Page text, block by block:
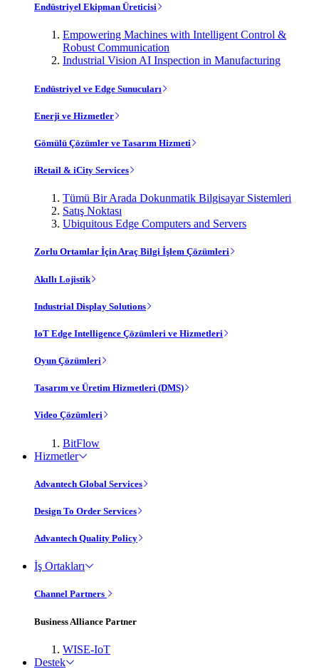
Endüstriyel Ekipman Üreticisi
Empowering Machines with Intelligent Control &
Robust Communication
Industrial Vision AI Inspection in Manufacturing
Endüstriyel ve Edge Sunucuları
Enerji ve Hizmetler
Gömülü Çözümler ve Tasarım Hizmeti
iRetail & iCity Services
Tümü Bir Arada Dokunmatik Bilgisayar Sistemleri
Satış Noktası
Ubiquitous Edge Computers and Servers
Zorlu Ortamlar İçin Araç Bilgi İşlem Çözümleri
Akıllı Lojistik
Industrial Display Solutions
IoT Edge Intelligence Çözümleri ve Hizmetleri
Oyun Çözümleri
Tasarım ve Üretim Hizmetleri (DMS)
Video Çözümleri
BitFlow
Hizmetler
Advantech Global Services
Design To Order Services
Advantech Quality Policy
İş Ortakları
Channel Partners
Business Alliance Partner
WISE-IoT
Destek